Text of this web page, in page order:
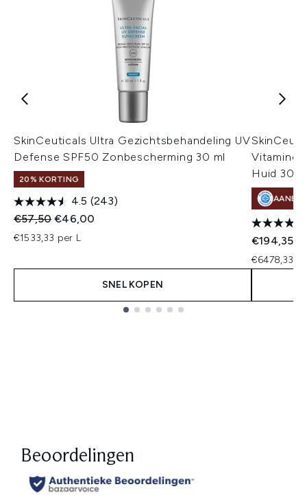
SkinCeuticals Ultra Gezichtsbehandeling UV
Defense SPF50 Zonbescherming 30 ml
20% KORTING
4.5 (243)
Recommended Retail Price:
€57,50Huidige prijs:
€46,00
€1533,33 per L
SNEL KOPEN
Vitamine
Huid 30
€194,35
€6478,33